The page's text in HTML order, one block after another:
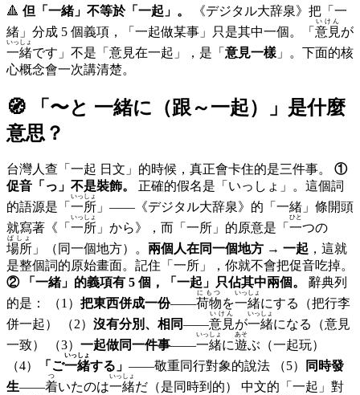
🔺 但「一緒」不等於「一起」。
《デジタル大辞泉》把「一
緒」分成 5 個義項，「一起做某事」只是其中一個。「 意見
いけん
が
一緒
いっしょ
です」不是「意見在一起」，是「 意見一樣 」。下面的核
心概念會一次講清楚。
🧭 「 〜と 一緒に（跟～一起）
」是什麼
意思？
台灣人查「一起 日文」的時候，真正會卡住的是三件事。 ①
促音「っ」不是裝飾。
正確的假名是「いっしょ」。這個詞
的語源是「 一所
いっしょ
」——《デジタル大辞泉》的「一緒」條開頭
就寫著《「 一所
いっしょ
」から》，而「一所」的原意是「 一
ひと
つの
場所
ばしょ
」（同一個地方）。 兩個人在同一個地方 → 一起 ，這就
是整個詞的原始畫面。記住「一所」，你就不會把促音吃掉。
② 「一緒」的義項有 5 個，「一起」只佔其中兩個。
辭典列
的是： （1） 把東西併成一份——荷物
にもつ
を一緒
いっしょ
にする（把行李
併一起） （2） 沒有分別、相同——意見
いけん
が一緒
いっしょ
になる（意見
一致） （3） 一起做同一件事——一緒
いっしょ
に遊
あそ
ぶ（一起玩）
（4）
「ご一緒
いっしょ
する」 ——敬重同行對象的說法 （5）
同時發
生——着
つ
いたのは一緒
いっしょ
だ（是同時到的） 中文的「一起」對